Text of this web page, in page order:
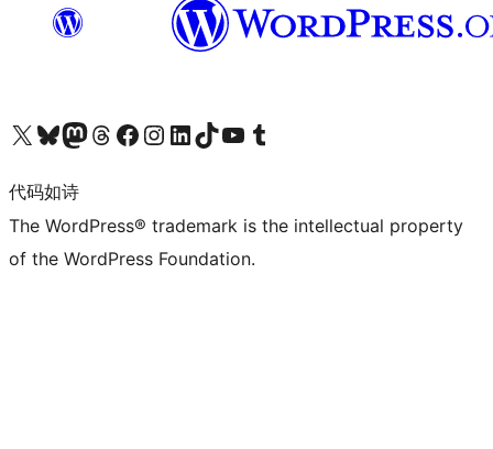
关注我们的 X（原 Twitter）账号访问我们的 Bluesky 账号关注我们的 Mastodon 账号访问我们的 Threads 账号 访问我们的 Facebook 公共主页关注我们的 Instagram 账号 关注我们的 LinkedIn 主页访问我们的 TikTok 账号访问我们的 YouTube 频道 访问我们的 Tumblr 账号
代码如诗
The WordPress® trademark is the intellectual property
of the WordPress Foundation.